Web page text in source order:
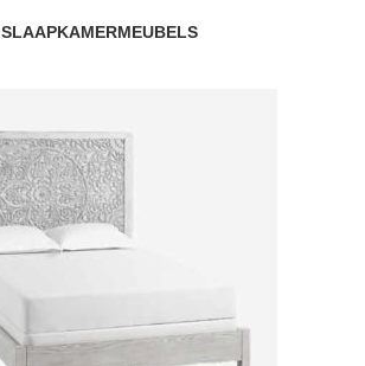
SLAAPKAMERMEUBELS